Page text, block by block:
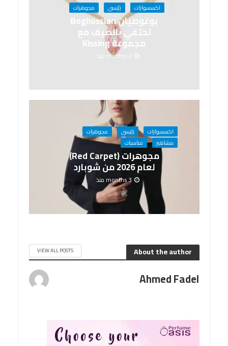
اكسسوارات رئيسى مجوهرات
بوغوصيان Boghossian
تحتفي بالصيف مع
مجموعة Kissing
2 months منذ
اكسسوارات رئيسى
مجوهرات
مشاهير
مناسبات
مجوهرات (Red Carpet)
لعام 2026 من شوبارد
3 months منذ
About the author
VIEW ALL POSTS
Ahmed Fadel